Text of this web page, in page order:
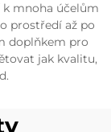
k mnoha účelům
prostředí až po
doplňkem pro
jak kvalitu,